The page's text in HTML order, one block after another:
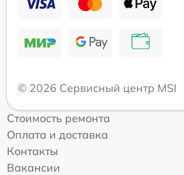
© 2026 Сервисный центр MSI
Стоимость ремонта
Оплата и доставка
Контакты
Вакансии